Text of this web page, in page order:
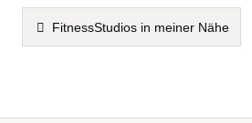
FitnessStudios in meiner Nähe